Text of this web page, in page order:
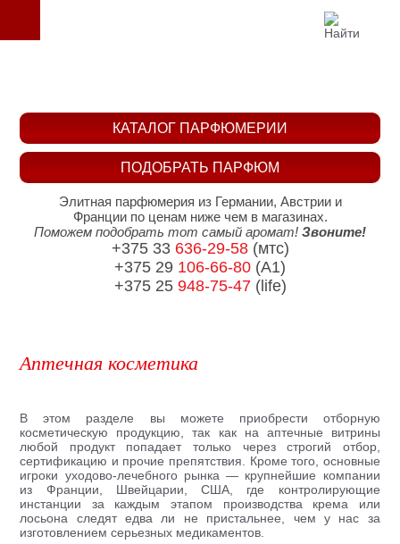
Аптечная косметика
В этом разделе вы можете приобрести отборную
косметическую продукцию, так как на аптечные витрины
любой продукт попадает только через строгий отбор,
сертификацию и прочие препятствия. Кроме того, основные
игроки уходово-лечебного рынка — крупнейшие компании
из Франции, Швейцарии, США, где контролирующие
инстанции за каждым этапом производства крема или
лосьона следят едва ли не пристальнее, чем у нас за
изготовлением серьезных медикаментов.
ПОДОБРАТЬ ПАРФЮМ
КАТАЛОГ ПАРФЮМЕРИИ
Элитная парфюмерия из Германии, Австрии и
Франции по ценам ниже чем в магазинах.
Поможем подобрать тот самый аромат! Звоните!
+375 33 636-29-58(мтс)
+375 29 106-66-80 (A1)
+375 25 948-75-47(life)